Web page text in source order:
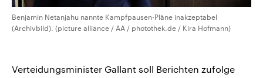
Benjamin Netanjahu nannte Kampfpausen-Pläne inakzeptabel
(Archivbild). (picture alliance / AA / photothek.de / Kira Hofmann)
Verteidungsminister Gallant soll Berichten zufolge